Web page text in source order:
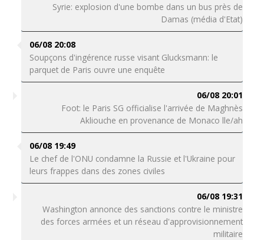
Syrie: explosion d'une bombe dans un bus près de
Damas (média d'Etat)
06/08 20:08
Soupçons d'ingérence russe visant Glucksmann: le
parquet de Paris ouvre une enquête
06/08 20:01
Foot: le Paris SG officialise l'arrivée de Maghnès
Akliouche en provenance de Monaco lle/ah
06/08 19:49
Le chef de l'ONU condamne la Russie et l'Ukraine pour
leurs frappes dans des zones civiles
06/08 19:31
Washington annonce des sanctions contre le ministre
des forces armées et un réseau d'approvisionnement
militaire